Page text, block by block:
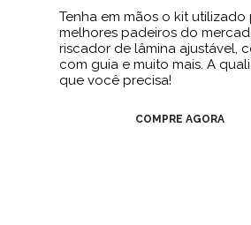
Tenha em mãos o kit utilizado
melhores padeiros do
riscador de lâmina ajustável,
com guia e muito mais. A
que você precisa!
COMPRE AGORA